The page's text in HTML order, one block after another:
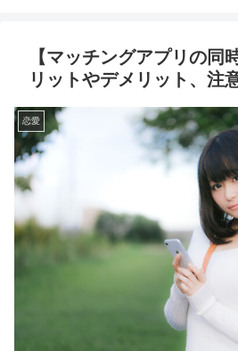
【マッチングアプリの同
リットやデメリット、注
恋愛